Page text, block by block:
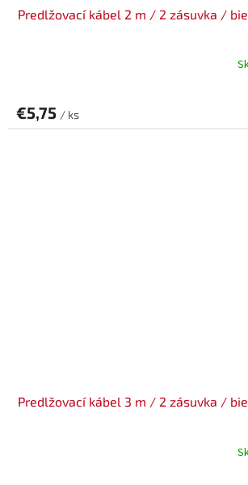
Predlžovací kábel 2 m / 2 zásuvka /
€5,75 / ks
Predlžovací kábel 3 m / 2 zásuvka /